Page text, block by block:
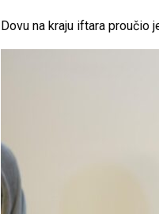
Dovu na kraju iftara proučio